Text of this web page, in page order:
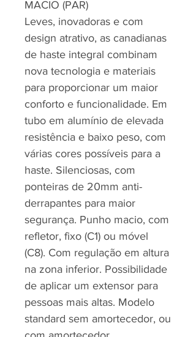
MACIO (PAR)
Leves, inovadoras e com
design atrativo, as canadianas
de haste integral combinam
nova tecnologia e materiais
para proporcionar um maior
conforto e funcionalidade. Em
tubo em alumínio de elevada
resistência e baixo peso, com
várias cores possíveis para a
haste. Silenciosas, com
ponteiras de 20mm anti-
derrapantes para maior
segurança. Punho macio, com
refletor, fixo (C1) ou móvel
(C8). Com regulação em altura
na zona inferior. Possibilidade
de aplicar um extensor para
pessoas mais altas. Modelo
standard sem amortecedor, ou